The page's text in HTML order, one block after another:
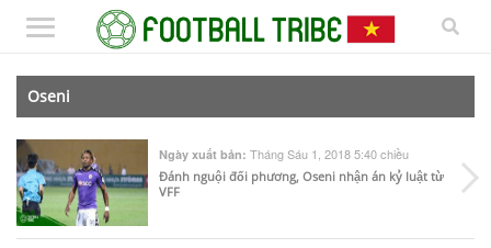
Oseni
Ngày xuất bản: Tháng Sáu 1, 2018 5:40 chiều
Đánh nguội đối phương, Oseni nhận án kỷ luật từ
VFF